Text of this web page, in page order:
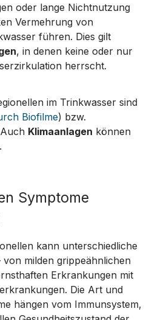
oder lange Nichtnutzung
Vermehrung von
führen. Dies gilt
, in denen keine oder nur
herrscht.
im Trinkwasser sind
Biofilme) bzw.
Klimaanlagen können
Symptome
kann unterschiedliche
von milden grippeähnlichen
Erkrankungen mit
Die Art und
hängen vom Immunsystem,